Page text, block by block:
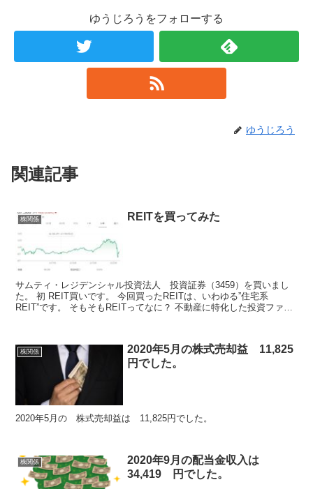
ゆうじろうをフォローする
ゆうじろう
関連記事
株関係 REITを買ってみた
サムティ・レジデンシャル投資法人 投資証券（3459）を買いまし
た。 初 REIT買いです。 今回買ったREITは、いわゆる”住宅系
REIT”です。 そもそもREITってなに？ 不動産に特化した投資ファン
株関係
2020年5月の株式売却益 11,825
円でした。
2020年5月の 株式売却益は 11,825円でした。
株関係
2020年9月の配当金収入は
34,419 円でした。